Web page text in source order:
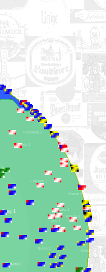
Prag 1
Krakau 1
Posen 1
Danzig 1
Breslau 1
Kielce 1
Bromberg 1
Brünn 1
Budweis 1
Gleiwitz 1